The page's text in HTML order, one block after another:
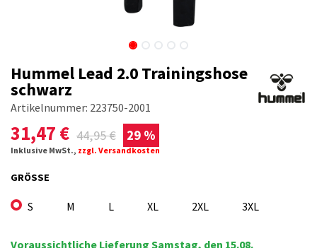
Hummel Lead 2.0 Trainingshose
schwarz
Artikelnummer: 223750-2001
31,47 € 44,95€ 29 %
Inklusive MwSt., zzgl. Versandkosten
GRÖSSE
S M L XL 2XL 3XL
Voraussichtliche Lieferung Samstag, den 15.08.